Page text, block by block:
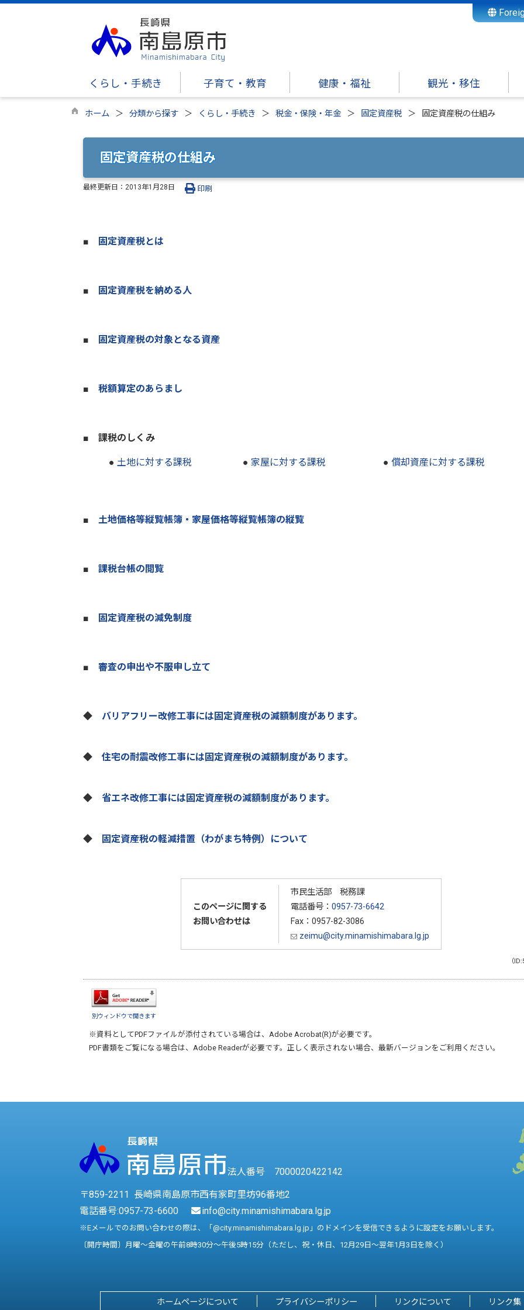
くらし・手続き 子育て・教育 健康・福祉 観光・移住
ホーム 分類から探す くらし・手続き 税金・保険・年金 固定資産税 固定資産税の仕組み
固定資産税の仕組み
最終更新日： 2013年1月28日 印刷
■ 固定資産税とは
■ 固定資産税を納める人
■ 固定資産税の対象となる資産
■ 税額算定のあらまし
■ 課税のしくみ
● 土地に対する課税 ● 家屋に対する課税 ● 償却資産に対する課税
■ 土地価格等縦覧帳簿・家屋価格等縦覧帳簿の縦覧
■ 課税台帳の閲覧
■ 固定資産税の減免制度
■ 審査の申出や不服申し立て
◆ バリアフリー改修工事には固定資産税の減額制度があります。
◆ 住宅の耐震改修工事には固定資産税の減額制度があります。
◆ 省エネ改修工事には固定資産税の減額制度があります。
◆ 固定資産税の軽減措置（わがまち特例）について
このページに関する
お問い合わせは
市民生活部 税務課
電話番号： 0957-73-6642
Fax：0957-82-3086
zeimu@city.minamishimabara.lg.jp
（
別ウィンドウで開きます
※資料としてPDFファイルが添付されている場合は、 Adobe Acrobat(R)が必要です。
PDF書類をご覧になる場合は、 Adobe Readerが必要です。正しく表示されない場合、最新バージョンをご利用ください。
法人番号 7000020422142
〒859-2211 長崎県南島原市西有家町里坊96番地2
電話番号:0957-73-6600 info@city.minamishimabara.lg.jp
※Eメールでのお問い合わせの際は、「@city.minamishimabara.lg.jp」のドメインを受信できるように設定をお願いします。
〔開庁時間〕月曜～金曜の午前8時30分～午後5時15分（ただし、祝・休日、12月29日～翌年1月3日を除く）
ホームページについて プライバシーポリシー リンクについて リンク集